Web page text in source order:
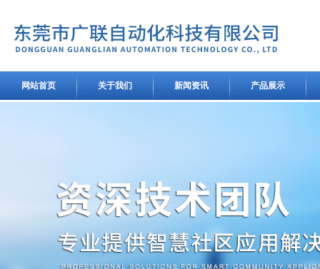
网站首页 关于我们 新闻资讯 产品展示